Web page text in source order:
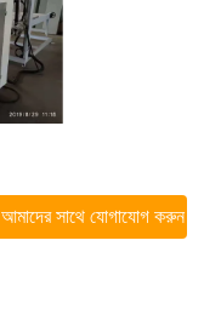
আমাদের সাথে যোগাযোগ করুন